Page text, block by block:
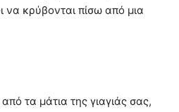
να κρύβονται πίσω από μια
τα μάτια της γιαγιάς σας,